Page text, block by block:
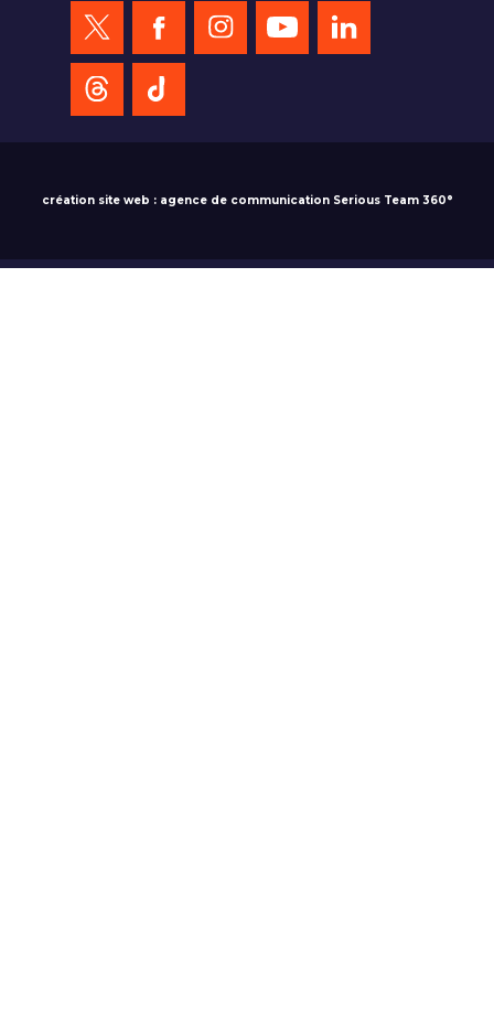
création site web : agence de communication Serious Team 360°